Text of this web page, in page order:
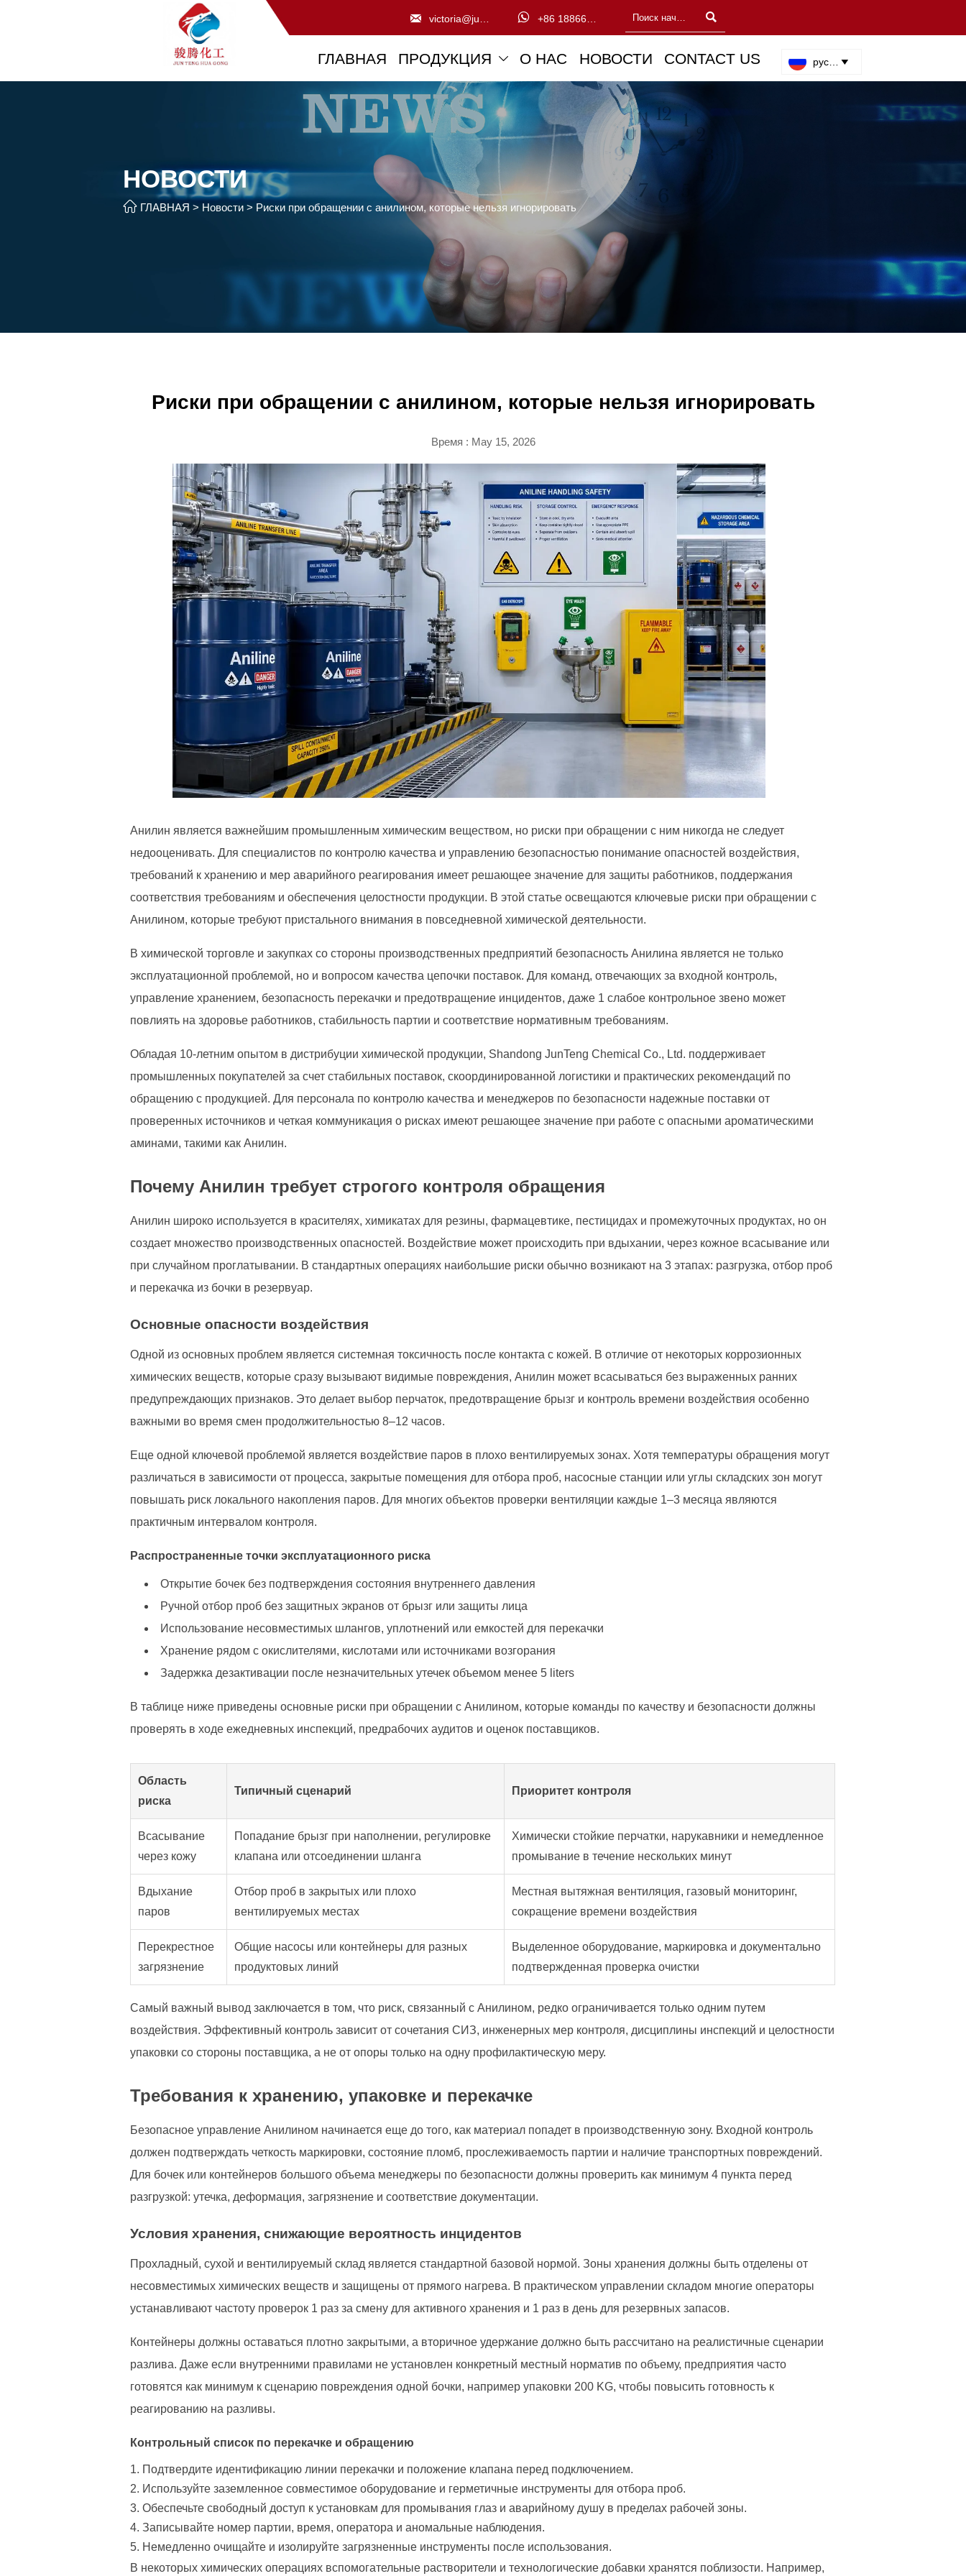
  
ГЛАВНАЯ ПРОДУКЦИЯ  О НАС НОВОСТИ CONTACT US 
НОВОСТИ
 ГЛАВНАЯ > Новости > Риски при обращении с анилином, которые нельзя игнорировать
Риски при обращении с анилином, которые нельзя игнорировать
Время : May 15, 2026
Анилин является важнейшим промышленным химическим веществом, но риски при обращении с ним никогда не следует
недооценивать. Для специалистов по контролю качества и управлению безопасностью понимание опасностей воздействия,
требований к хранению и мер аварийного реагирования имеет решающее значение для защиты работников, поддержания
соответствия требованиям и обеспечения целостности продукции. В этой статье освещаются ключевые риски при обращении с
Анилином, которые требуют пристального внимания в повседневной химической деятельности.
В химической торговле и закупках со стороны производственных предприятий безопасность Анилина является не только
эксплуатационной проблемой, но и вопросом качества цепочки поставок. Для команд, отвечающих за входной контроль,
управление хранением, безопасность перекачки и предотвращение инцидентов, даже 1 слабое контрольное звено может
повлиять на здоровье работников, стабильность партии и соответствие нормативным требованиям.
Обладая 10-летним опытом в дистрибуции химической продукции, Shandong JunTeng Chemical Co., Ltd. поддерживает
промышленных покупателей за счет стабильных поставок, скоординированной логистики и практических рекомендаций по
обращению с продукцией. Для персонала по контролю качества и менеджеров по безопасности надежные поставки от
проверенных источников и четкая коммуникация о рисках имеют решающее значение при работе с опасными ароматическими
аминами, такими как Анилин.
Почему Анилин требует строгого контроля обращения
Анилин широко используется в красителях, химикатах для резины, фармацевтике, пестицидах и промежуточных продуктах, но он
создает множество производственных опасностей. Воздействие может происходить при вдыхании, через кожное всасывание или
при случайном проглатывании. В стандартных операциях наибольшие риски обычно возникают на 3 этапах: разгрузка, отбор проб
и перекачка из бочки в резервуар.
Основные опасности воздействия
Одной из основных проблем является системная токсичность после контакта с кожей. В отличие от некоторых коррозионных
химических веществ, которые сразу вызывают видимые повреждения, Анилин может всасываться без выраженных ранних
предупреждающих признаков. Это делает выбор перчаток, предотвращение брызг и контроль времени воздействия особенно
важными во время смен продолжительностью 8–12 часов.
Еще одной ключевой проблемой является воздействие паров в плохо вентилируемых зонах. Хотя температуры обращения могут
различаться в зависимости от процесса, закрытые помещения для отбора проб, насосные станции или углы складских зон могут
повышать риск локального накопления паров. Для многих объектов проверки вентиляции каждые 1–3 месяца являются
практичным интервалом контроля.
Распространенные точки эксплуатационного риска
Открытие бочек без подтверждения состояния внутреннего давления
Ручной отбор проб без защитных экранов от брызг или защиты лица
Использование несовместимых шлангов, уплотнений или емкостей для перекачки
Хранение рядом с окислителями, кислотами или источниками возгорания
Задержка дезактивации после незначительных утечек объемом менее 5 liters
В таблице ниже приведены основные риски при обращении с Анилином, которые команды по качеству и безопасности должны
проверять в ходе ежедневных инспекций, предрабочих аудитов и оценок поставщиков.
Область
риска
Типичный сценарий Приоритет контроля
Всасывание
через кожу
Попадание брызг при наполнении, регулировке
клапана или отсоединении шланга
Химически стойкие перчатки, нарукавники и немедленное
промывание в течение нескольких минут
Вдыхание
паров
Отбор проб в закрытых или плохо
вентилируемых местах
Местная вытяжная вентиляция, газовый мониторинг,
сокращение времени воздействия
Перекрестное
загрязнение
Общие насосы или контейнеры для разных
продуктовых линий
Выделенное оборудование, маркировка и документально
подтвержденная проверка очистки
Самый важный вывод заключается в том, что риск, связанный с Анилином, редко ограничивается только одним путем
воздействия. Эффективный контроль зависит от сочетания СИЗ, инженерных мер контроля, дисциплины инспекций и целостности
упаковки со стороны поставщика, а не от опоры только на одну профилактическую меру.
Требования к хранению, упаковке и перекачке
Безопасное управление Анилином начинается еще до того, как материал попадет в производственную зону. Входной контроль
должен подтверждать четкость маркировки, состояние пломб, прослеживаемость партии и наличие транспортных повреждений.
Для бочек или контейнеров большого объема менеджеры по безопасности должны проверить как минимум 4 пункта перед
разгрузкой: утечка, деформация, загрязнение и соответствие документации.
Условия хранения, снижающие вероятность инцидентов
Прохладный, сухой и вентилируемый склад является стандартной базовой нормой. Зоны хранения должны быть отделены от
несовместимых химических веществ и защищены от прямого нагрева. В практическом управлении складом многие операторы
устанавливают частоту проверок 1 раз за смену для активного хранения и 1 раз в день для резервных запасов.
Контейнеры должны оставаться плотно закрытыми, а вторичное удержание должно быть рассчитано на реалистичные сценарии
разлива. Даже если внутренними правилами не установлен конкретный местный норматив по объему, предприятия часто
готовятся как минимум к сценарию повреждения одной бочки, например упаковки 200 KG, чтобы повысить готовность к
реагированию на разливы.
Контрольный список по перекачке и обращению
Подтвердите идентификацию линии перекачки и положение клапана перед подключением.
Используйте заземленное совместимое оборудование и герметичные инструменты для отбора проб.
Обеспечьте свободный доступ к установкам для промывания глаз и аварийному душу в пределах рабочей зоны.
Записывайте номер партии, время, оператора и аномальные наблюдения.
Немедленно очищайте и изолируйте загрязненные инструменты после использования.
В некоторых химических операциях вспомогательные растворители и технологические добавки хранятся поблизости. Например,